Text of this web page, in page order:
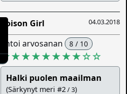
04.03.2018
Poison Girl
antoi arvosanan 8 / 10
★★★★★★★★☆☆
Halki puolen maailman
(Särkynyt meri #2/ 3)